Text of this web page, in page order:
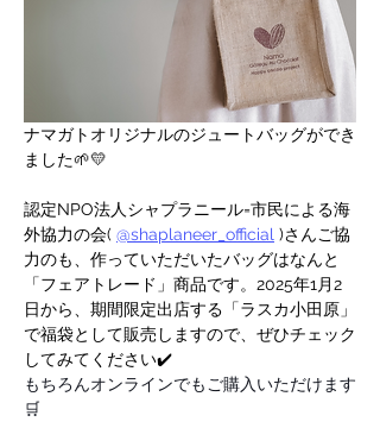
ナマガトオリジナルのジュートバッグができ
ました🌱💛
認定NPO法人シャプラニール=市民による海
外協力の会( @shaplaneer_official )さんご協
力のも、作っていただいたバッグはなんと
「フェアトレード」商品です。2025年1月2
日から、期間限定出店する「ラスカ小田原」
で福袋として販売しますので、ぜひチェック
してみてください✔️
もちろんオンラインでもご購入いただけます
🛒